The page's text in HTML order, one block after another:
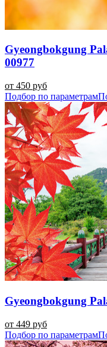
Gyeongbokgung
00977
от 450 руб
Подбор по параметрам
Gyeongbokgung
от 449 руб
Подбор по параметрам